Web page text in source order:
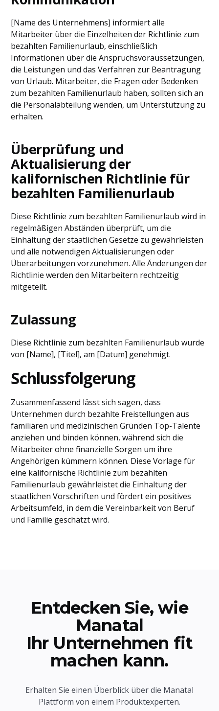
[Name des Unternehmens] informiert alle
Mitarbeiter über die Einzelheiten der Richtlinie zum
bezahlten Familienurlaub, einschließlich
Informationen über die Anspruchsvoraussetzungen,
die Leistungen und das Verfahren zur Beantragung
von Urlaub. Mitarbeiter, die Fragen oder Bedenken
zum bezahlten Familienurlaub haben, sollten sich an
die Personalabteilung wenden, um Unterstützung zu
erhalten.
Überprüfung und
Aktualisierung der
kalifornischen Richtlinie für
bezahlten Familienurlaub
Diese Richtlinie zum bezahlten Familienurlaub wird in
regelmäßigen Abständen überprüft, um die
Einhaltung der staatlichen Gesetze zu gewährleisten
und alle notwendigen Aktualisierungen oder
Überarbeitungen vorzunehmen. Alle Änderungen der
Richtlinie werden den Mitarbeitern rechtzeitig
mitgeteilt.
Zulassung
Diese Richtlinie zum bezahlten Familienurlaub wurde
von [Name], [Titel], am [Datum] genehmigt.
Schlussfolgerung
Zusammenfassend lässt sich sagen, dass
Unternehmen durch bezahlte Freistellungen aus
familiären und medizinischen Gründen Top-Talente
anziehen und binden können, während sich die
Mitarbeiter ohne finanzielle Sorgen um ihre
Angehörigen kümmern können. Diese Vorlage für
eine kalifornische Richtlinie zum bezahlten
Familienurlaub gewährleistet die Einhaltung der
staatlichen Vorschriften und fördert ein positives
Arbeitsumfeld, in dem die Vereinbarkeit von Beruf
und Familie geschätzt wird.
Entdecken Sie, wie
Manatal
Ihr Unternehmen fit
machen kann.
Erhalten Sie einen Überblick über die Manatal
Plattform von einem Produktexperten.